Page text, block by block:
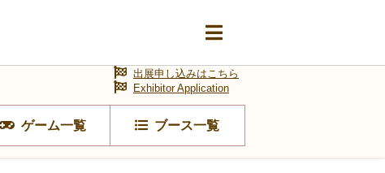
ゲーム一覧 ブース一覧
出展申し込みはこちら
Exhibitor Application